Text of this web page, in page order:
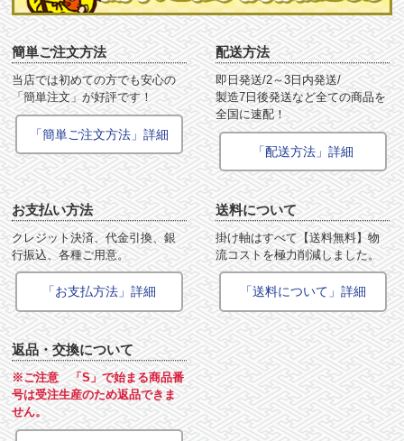
簡単ご注文方法
当店では初めての方でも安心の
「簡単注文」が好評です！
「簡単ご注文方法」詳細
配送方法
即日発送/2～3日内発送/
製造7日後発送など全ての商品を
全国に速配！
「配送方法」詳細
お支払い方法
クレジット決済、代金引換、銀
行振込、各種ご用意。
「お支払方法」詳細
送料について
掛け軸はすべて【送料無料】物
流コストを極力削減しました。
「送料について」詳細
返品・交換について
※ご注意 「S」で始まる商品番
号は受注生産のため返品できま
せん。